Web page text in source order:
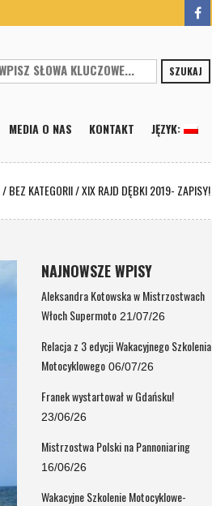
SZUKAJ
MEDIA O NAS KONTAKT JĘZYK:
/BEZ KATEGORII/XIX RAJD DĘBKI 2019- ZAPISY!
NAJNOWSZE WPISY
Aleksandra Kotowska w Mistrzostwach
Włoch Supermoto 21/07/26
Relacja z 3 edycji Wakacyjnego Szkolenia
Motocyklowego 06/07/26
Franek wystartował w Gdańsku!
23/06/26
Mistrzostwa Polski na Pannoniaring
16/06/26
Wakacyjne Szkolenie Motocyklowe-